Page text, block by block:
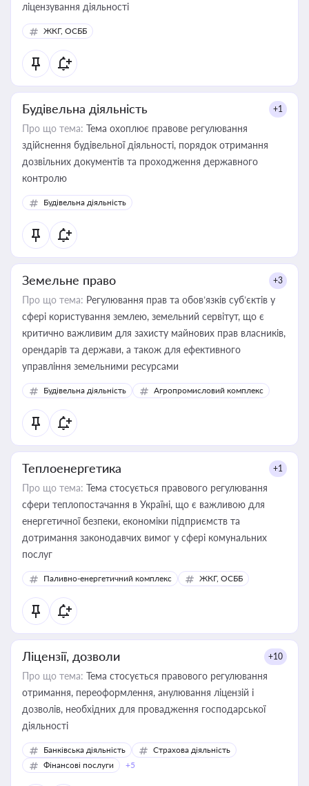
ліцензування діяльності
ЖКГ, ОСББ
Будівельна діяльність +1
Про що тема: Тема охоплює правове регулювання
здійснення будівельної діяльності, порядок отримання
дозвільних документів та проходження державного
контролю
Будівельна діяльність
Земельне право +3
Про що тема: Регулювання прав та обов’язків суб’єктів у
сфері користування землею, земельний сервітут, що є
критично важливим для захисту майнових прав власників,
орендарів та держави, а також для ефективного
управління земельними ресурсами
Будівельна діяльність Агропромисловий комплекс
Теплоенергетика +1
Про що тема: Тема стосується правового регулювання
сфери теплопостачання в Україні, що є важливою для
енергетичної безпеки, економіки підприємств та
дотримання законодавчих вимог у сфері комунальних
послуг
Паливно-енергетичний комплекс ЖКГ, ОСББ
Ліцензії, дозволи +10
Про що тема: Тема стосується правового регулювання
отримання, переоформлення, анулювання ліцензій і
дозволів, необхідних для провадження господарської
діяльності
Банківська діяльність
Страхова діяльність
Фінансові послуги
+5